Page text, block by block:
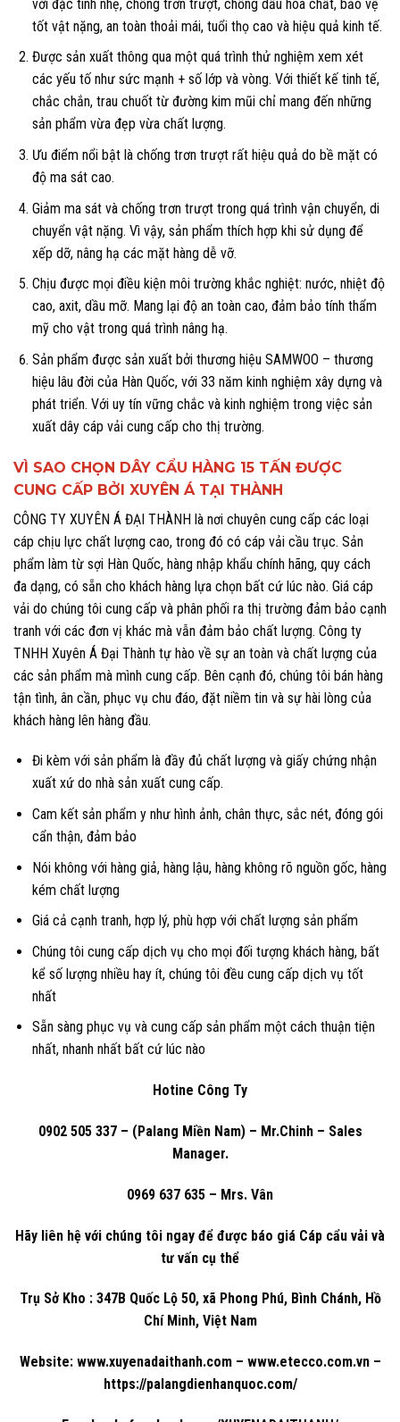
với đặc tính nhẹ, chống trơn trượt, chống dầu hóa chất, bảo vệ
tốt vật nặng, an toàn thoải mái, tuổi thọ cao và hiệu quả kinh tế.
Được sản xuất thông qua một quá trình thử nghiệm xem xét
các yếu tố như sức mạnh + số lớp và vòng. Với thiết kế tinh tế,
chắc chắn, trau chuốt từ đường kim mũi chỉ mang đến những
sản phẩm vừa đẹp vừa chất lượng.
Ưu điểm nổi bật là chống trơn trượt rất hiệu quả do bề mặt có
độ ma sát cao.
Giảm ma sát và chống trơn trượt trong quá trình vận chuyển, di
chuyển vật nặng. Vì vậy, sản phẩm thích hợp khi sử dụng để
xếp dỡ, nâng hạ các mặt hàng dễ vỡ.
Chịu được mọi điều kiện môi trường khắc nghiệt: nước, nhiệt độ
cao, axit, dầu mỡ. Mang lại độ an toàn cao, đảm bảo tính thẩm
mỹ cho vật trong quá trình nâng hạ.
Sản phẩm được sản xuất bởi thương hiệu SAMWOO – thương
hiệu lâu đời của Hàn Quốc, với 33 năm kinh nghiệm xây dựng và
phát triển. Với uy tín vững chắc và kinh nghiệm trong việc sản
xuất dây cáp vải cung cấp cho thị trường.
VÌ SAO CHỌN DÂY CẨU HÀNG 15 TẤN ĐƯỢC
CUNG CẤP BỞI XUYÊN Á TẠI THÀNH
CÔNG TY XUYÊN Á ĐẠI THÀNH là nơi chuyên cung cấp các loại
cáp chịu lực chất lượng cao, trong đó có cáp vải cầu trục. Sản
phẩm làm từ sợi Hàn Quốc, hàng nhập khẩu chính hãng, quy cách
đa dạng, có sẵn cho khách hàng lựa chọn bất cứ lúc nào. Giá cáp
vải do chúng tôi cung cấp và phân phối ra thị trường đảm bảo cạnh
tranh với các đơn vị khác mà vẫn đảm bảo chất lượng. Công ty
TNHH Xuyên Á Đại Thành tự hào về sự an toàn và chất lượng của
các sản phẩm mà mình cung cấp. Bên cạnh đó, chúng tôi bán hàng
tận tình, ân cần, phục vụ chu đáo, đặt niềm tin và sự hài lòng của
khách hàng lên hàng đầu.
Đi kèm với sản phẩm là đầy đủ chất lượng và giấy chứng nhận
xuất xứ do nhà sản xuất cung cấp.
Cam kết sản phẩm y như hình ảnh, chân thực, sắc nét, đóng gói
cẩn thận, đảm bảo
Nói không với hàng giả, hàng lậu, hàng không rõ nguồn gốc, hàng
kém chất lượng
Giá cả cạnh tranh, hợp lý, phù hợp với chất lượng sản phẩm
Chúng tôi cung cấp dịch vụ cho mọi đối tượng khách hàng, bất
kể số lượng nhiều hay ít, chúng tôi đều cung cấp dịch vụ tốt
nhất
Sẵn sàng phục vụ và cung cấp sản phẩm một cách thuận tiện
nhất, nhanh nhất bất cứ lúc nào
Hotine Công Ty
0902 505 337 – (Palang Miền Nam) – Mr.Chinh – Sales
Manager.
0969 637 635 – Mrs. Vân
Hãy liên hệ với chúng tôi ngay để được báo giá Cáp cẩu vải và
tư vấn cụ thể
Trụ Sở Kho : 347B Quốc Lộ 50, xã Phong Phú, Bình Chánh, Hồ
Chí Minh, Việt Nam
Website: www.xuyenadaithanh.com– www.etecco.com.vn–
https://palangdienhanquoc.com/